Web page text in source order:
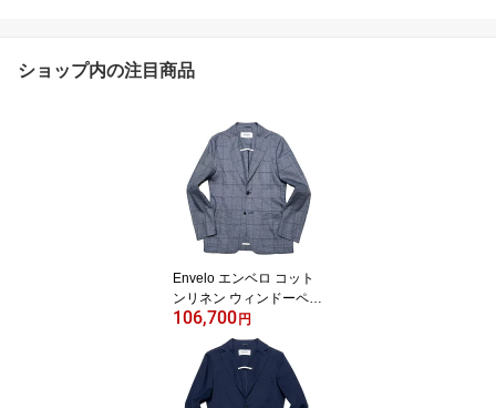
ショップ内の注目商品
Envelo エンベロ コット
ンリネン ウィンドーペー
ン シングル 2Bジャケッ
ト ブルー / メンズ イタリ
ア ビジネス カジュアル
春 夏 / 61210003 T-JACK
ET ティージャケット
106,700 円